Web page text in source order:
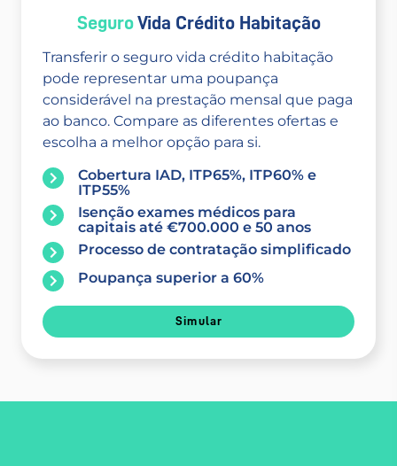
SeguroVida Crédito Habitação
Transferir o seguro vida crédito habitação
pode representar uma poupança
considerável na prestação mensal que paga
ao banco. Compare as diferentes ofertas e
escolha a melhor opção para si.
Cobertura IAD, ITP65%, ITP60% e
ITP55%
Isenção exames médicos para
capitais até €700.000 e 50 anos
Processo de contratação simplificado
Poupança superior a 60%
Simular